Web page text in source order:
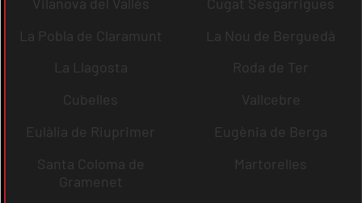
La Pobla de Claramunt
La Nou de Berguedà
La Llagosta
Roda de Ter
Cubelles
Vallcebre
Eulàlia de Riuprimer
Eugènia de Berga
Santa Coloma de
Gramenet
Martorelles